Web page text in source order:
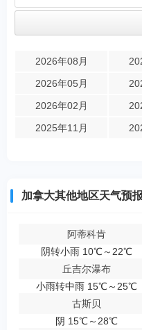
2026年08月
2026年05月
2026年02月
2025年11月
加拿大其他地区天气预报
阿蒂科肯
阴转小雨 10℃～22℃
丘吉尔瀑布
小雨转中雨 15℃～25℃
古斯贝
阴 15℃～28℃